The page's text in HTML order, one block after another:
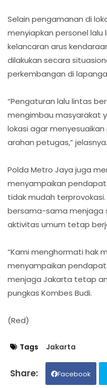
Selain pengamanan di
menyiapkan personel lalu
kelancaran arus
dilakukan secara
perkembangan di
“Pengaturan lalu lintas
mengimbau masyarakat
lokasi agar
arahan petugas,” jelasnya.
Polda Metro Jaya juga
menyampaikan
tidak mudah
bersama-sama menjaga
aktivitas umum tetap
“Kami menghormati hak
menyampaikan
menjaga Jakarta tetap
pungkas Kombes Budi.
(Red)
Tags Jakarta
Facebook